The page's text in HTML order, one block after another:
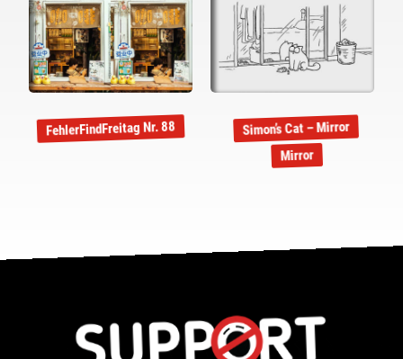
FehlerFindFreitag Nr. 88 Simon’s Cat – Mirror
Mirror